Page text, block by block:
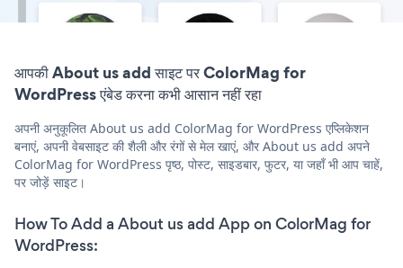
आपकी About us add साइट पर ColorMag for
WordPress एंबेड करना कभी आसान नहीं रहा
अपनी अनुकूलित About us add ColorMag for WordPress एप्लिकेशन
बनाएं, अपनी वेबसाइट की शैली और रंगों से मेल खाएं, और About us add अपने
ColorMag for WordPress पृष्ठ, पोस्ट, साइडबार, फुटर, या जहाँ भी आप चाहें,
पर जोड़ें साइट।
How To Add a About us add App on ColorMag for
WordPress: